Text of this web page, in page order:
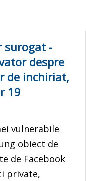
surogat -
despre
de inchiriat,
19
vulnerabile
obiect de
de Facebook
private,